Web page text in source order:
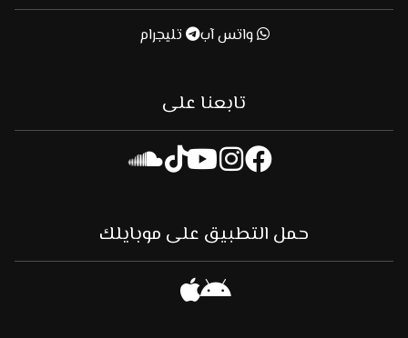
واتس آب تليجرام
تابعنا على
حمل التطبيق على موبايلك